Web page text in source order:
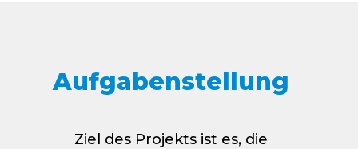
Aufgabenstellung
Ziel des Projekts ist es, die